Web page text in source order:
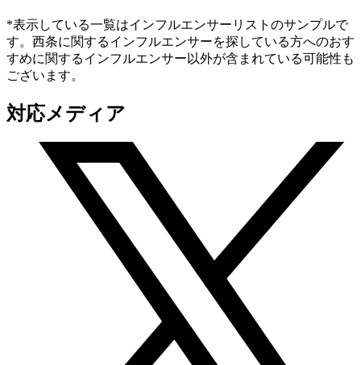
*表示している一覧はインフルエンサーリストのサンプルで
す。西条に関するインフルエンサーを探している方へのおす
すめに関するインフルエンサー以外が含まれている可能性も
ございます。
対応メディア